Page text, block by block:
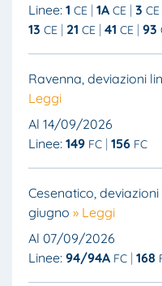
Linee: 1 CE 1A CE 3 CE
13 CE 21 CE 41 CE 93
Ravenna, deviazioni
Leggi
Al 14/09/2026
Linee: 149 FC 156 FC
Cesenatico, deviazioni
giugno » Leggi
Al 07/09/2026
Linee: 94/94A FC 168